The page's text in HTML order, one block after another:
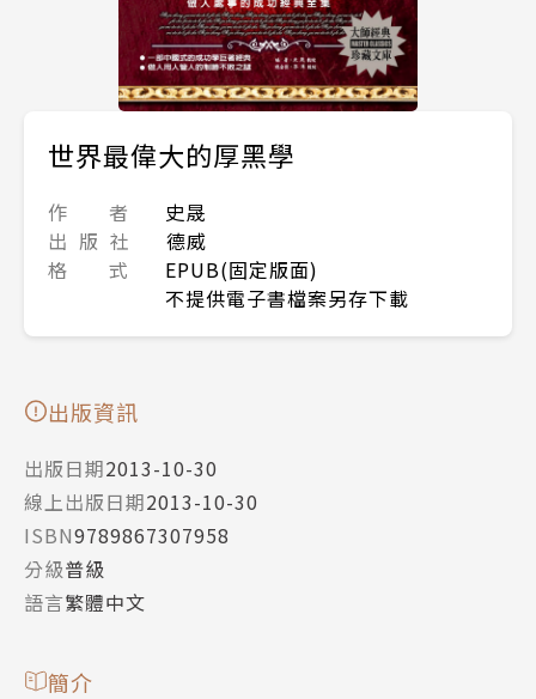
世界最偉大的厚黑學
作 者
史晟
出 版 社
德威
格 式
EPUB(固定版面)
不提供電子書檔案另存下載
出版資訊
出版日期2013-10-30
線上出版日期2013-10-30
ISBN9789867307958
分級普級
語言繁體中文
簡介